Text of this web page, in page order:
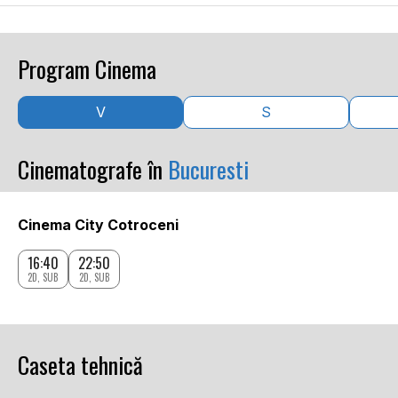
Program Cinema
V S
Cinematografe în Bucuresti
Cinema City Cotroceni
16:40
2D, SUB
22:50
2D, SUB
Caseta tehnică